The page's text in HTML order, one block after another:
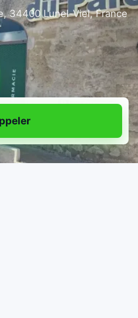
34400 Lunel-Viel, France